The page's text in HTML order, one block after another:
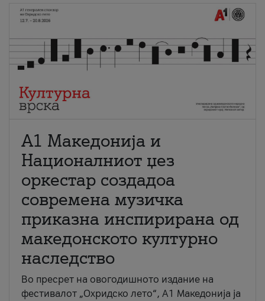
А1 Македонија и
Националниот џез
оркестар создадоа
современа музичка
приказна инспирирана од
македонското културно
наследство
Во пресрет на овогодишното издание на
фестивалот „Охридско лето“, А1 Македонија ја